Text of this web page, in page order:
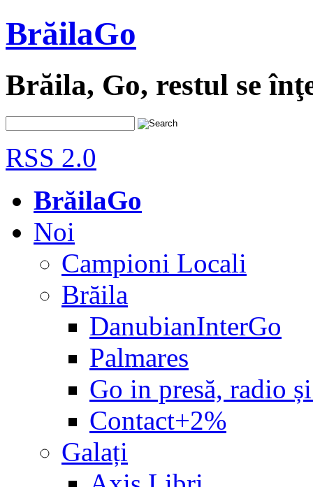
BrăilaGo
Brăila, Go, restul se
RSS 2.0
BrăilaGo
Noi
Campioni Locali
Brăila
DanubianInterGo
Palmares
Go in presă, radio
Contact+2%
Galați